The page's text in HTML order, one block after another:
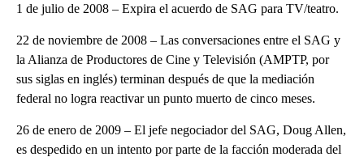
1 de julio de 2008 – Expira el acuerdo de SAG para TV/teatro.
22 de noviembre de 2008 – Las conversaciones entre el SAG y
la Alianza de Productores de Cine y Televisión (AMPTP, por
sus siglas en inglés) terminan después de que la mediación
federal no logra reactivar un punto muerto de cinco meses.
26 de enero de 2009 – El jefe negociador del SAG, Doug Allen,
es despedido en un intento por parte de la facción moderada del